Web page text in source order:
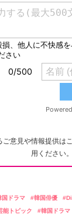
ご意見や情報提供は
用ください。
国ドラマ 韓国俳優
能トピック 韓国ドラマ